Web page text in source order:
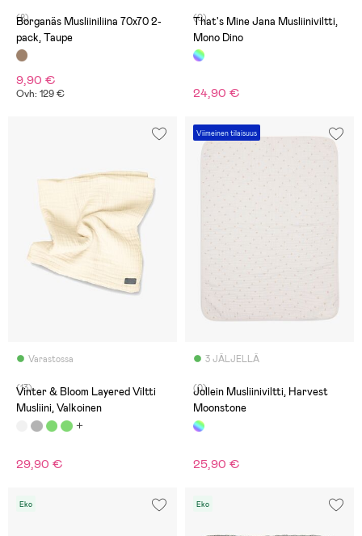
(8)
Borganäs Musliiniliina 70x70 2-
pack, Taupe
9,90 €
Ovh: 129 €
(0)
That's Mine Jana Musliiniviltti,
Mono Dino
24,90 €
Varastossa
(13)
Vinter & Bloom Layered Viltti
Musliini, Valkoinen
29,90 €
Viimeinen tilaisuus
3 JÄLJELLÄ
(0)
Jollein Musliiniviltti, Harvest
Moonstone
25,90 €
Eko Eko